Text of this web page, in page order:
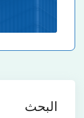
البحث